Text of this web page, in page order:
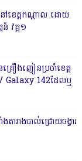
នៅខេត្តកណ្ដាល ដោយ
ន៍ វគ្គ១
ឿងញៀនប្រចាំខេត្ត
Galaxy 142ដែលឬ
ារាងបាល់ជ្រោយចង្វារ